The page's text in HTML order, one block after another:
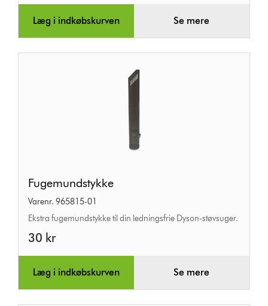
Læg i indkøbskurven Se mere
Fugemundstykke
Varenr. 965815-01
Ekstra fugemundstykke til din ledningsfrie Dyson-støvsuger.
30 kr
Læg i indkøbskurven Se mere